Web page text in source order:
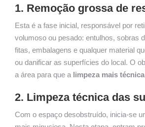
1. Remoção grossa de
Esta é a fase inicial, responsável por
volumoso ou pesado: entulhos, sobras
fitas, embalagens e qualquer material
ou danificar as superfícies do local. O
a área para que a limpeza mais
2. Limpeza técnica das
Com o espaço desobstruído, inicia-se